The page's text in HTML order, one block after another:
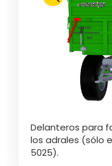
Delanteros para
los adrales (sólo
5025).